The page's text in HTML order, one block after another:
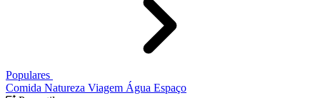
Populares
Comida Natureza Viagem Água Espaço